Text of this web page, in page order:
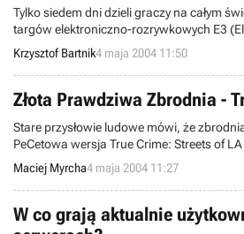
Tylko siedem dni dzieli graczy na całym
targów elektroniczno-rozrywkowych E3
Expo), które odbędą się w amerykańskim
Poniżej znajdziecie listę tytułów, jakie na
zaprezentować firma Hip Interactive.
Krzysztof Bartnik4 maja 2004 11:50
Złota Prawdziwa Zbrodnia -
Stare przysłowie ludowe mówi, że
PeCetowa wersja True Crime: Streets of
pojechała do tłoczni i jeszcze w tym
półkach sklepowych. Tak przynajmniej
Activision i chyba powinniśmy jej wierzyć
komu można wierzyć, jeśli nie wydawcy?
jesteśmy warto wspomnieć iż polska
Maciej Myrcha4 maja 2004 11:27
W co grają aktualnie